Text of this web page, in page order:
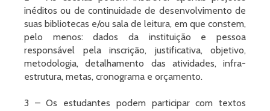
inéditos ou de continuidade de desenvolvimento de
suas bibliotecas e/ou sala de leitura, em que constem,
pelo menos: dados da instituição e pessoa
responsável pela inscrição, justificativa, objetivo,
metodologia, detalhamento das atividades, infra-
estrutura, metas, cronograma e orçamento.
3 – Os estudantes podem participar com textos